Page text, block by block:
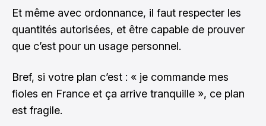
Et même avec ordonnance, il faut respecter les
quantités autorisées, et être capable de prouver
que c’est pour un usage personnel.
Bref, si votre plan c’est : « je commande mes
fioles en France et ça arrive tranquille », ce plan
est fragile.